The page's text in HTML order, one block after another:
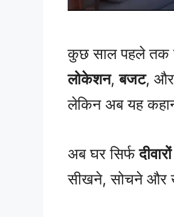
कुछ साल पहले तक
लोकेशन,बजट,
लेकिन अब यह
अब घर सिर्फ
सीखने, सोचने और